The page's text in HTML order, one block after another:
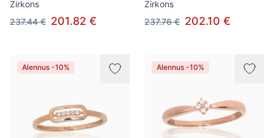
Zirkons
237.44 € 201.82 €
Zirkons
237.76 € 202.10 €
Alennus -10% Alennus -10%